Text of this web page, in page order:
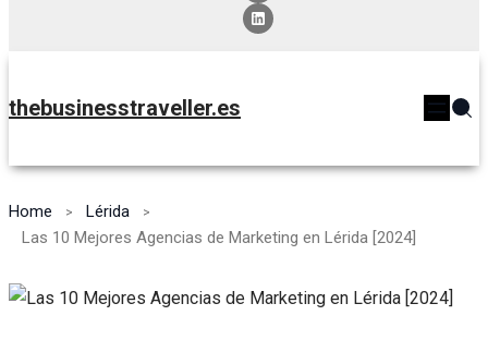
thebusinesstraveller.es
Home
Lérida
Las 10 Mejores Agencias de Marketing en Lérida [2024]